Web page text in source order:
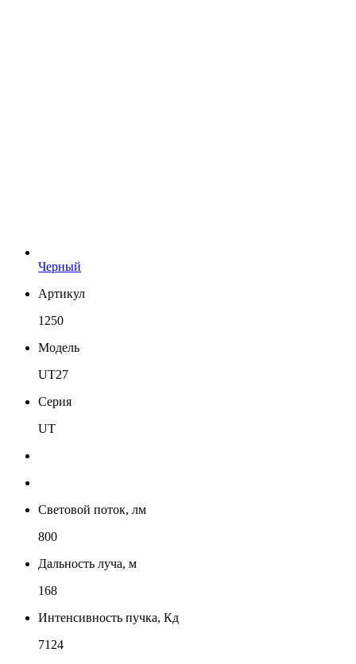
Черный
Артикул
1250
Модель
UT27
Серия
UT
Световой поток, лм
800
Дальность луча, м
168
Интенсивность пучка, Кд
7124